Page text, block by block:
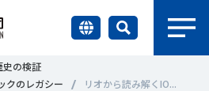
財団情報
史の検証
クのレガシー
リオから読み解くIO...